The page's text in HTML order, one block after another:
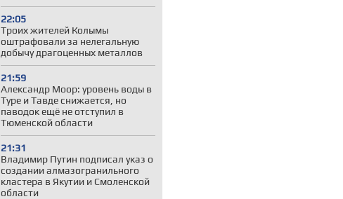
22:05
Троих жителей Колымы
оштрафовали за нелегальную
добычу драгоценных металлов
21:59
Александр Моор: уровень воды в
Туре и Тавде снижается, но
паводок ещё не отступил в
Тюменской области
21:31
Владимир Путин подписал указ о
создании алмазогранильного
кластера в Якутии и Смоленской
области